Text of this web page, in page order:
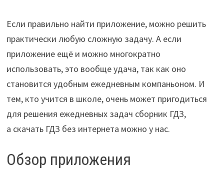
Если правильно найти приложение, можно решить
практически любую сложную задачу. А если
приложение ещё и можно многократно
использовать, это вообще удача, так как оно
становится удобным ежедневным компаньоном. И
тем, кто учится в школе, очень может пригодиться
для решения ежедневных задач сборник ГДЗ,
а скачать ГДЗ без интернета можно у нас.
Обзор приложения